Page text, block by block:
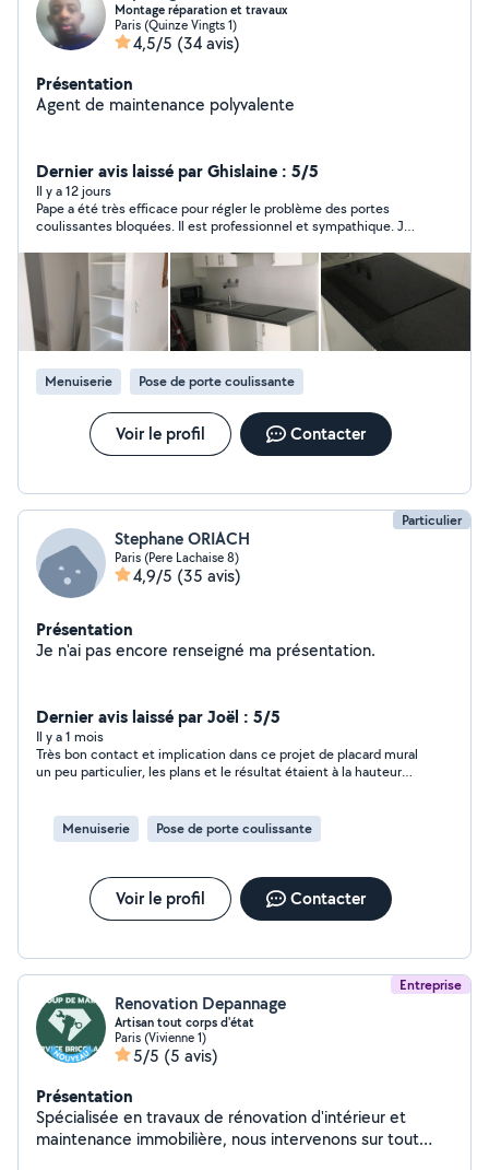
Montage réparation et travaux
Paris (Quinze Vingts 1)
4,5/5 (34 avis)
Présentation
Agent de maintenance polyvalente
Dernier avis laissé par Ghislaine : 5/5
Il y a 12 jours
Pape a été très efficace pour régler le problème des portes
coulissantes bloquées. Il est professionnel et sympathique. Je
Menuiserie Pose de porte coulissante
Voir le profil Contacter
Particulier
Stephane ORIACH
Paris (Pere Lachaise 8)
4,9/5 (35 avis)
Présentation
Je n'ai pas encore renseigné ma présentation.
Dernier avis laissé par Joël : 5/5
Il y a 1 mois
Très bon contact et implication dans ce projet de placard mural
un peu particulier, les plans et le résultat étaient à la hauteur
Menuiserie Pose de porte coulissante
Voir le profil Contacter
Entreprise
Renovation Depannage
Artisan tout corps d'état
Paris (Vivienne 1)
5/5 (5 avis)
Présentation
Spécialisée en travaux de rénovation d'intérieur et
maintenance immobilière, nous intervenons sur tout